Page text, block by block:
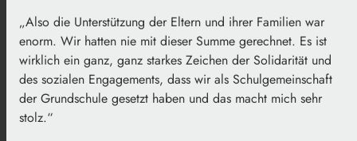
„Also die Unterstützung der Eltern und ihrer Familien war
enorm. Wir hatten nie mit dieser Summe gerechnet. Es ist
wirklich ein ganz, ganz starkes Zeichen der Solidarität und
des sozialen Engagements, dass wir als Schulgemeinschaft
der Grundschule gesetzt haben und das macht mich sehr
stolz.“